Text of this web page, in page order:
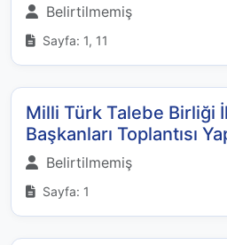
Belirtilmemiş
Sayfa: 1, 11
Milli Türk Talebe Birliği
Başkanları Toplantısı
Belirtilmemiş
Sayfa: 1